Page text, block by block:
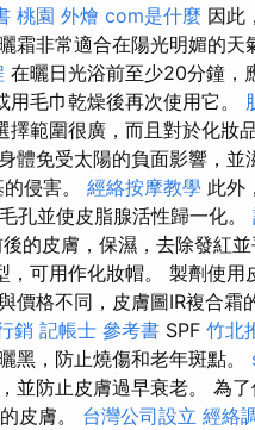
桃園 外燴 com是什麼 因此
霜非常適合在陽光明媚的天
在曬日光浴前至少20分鐘，
毛巾乾燥後再次使用它。
範圍很廣，而且對於化妝
體免受太陽的負面影響，並
侵害。 經絡按摩教學 此外
孔並使皮脂腺活性歸一化。
的皮膚，保濕，去除發紅並
，可用作化妝帽。 製劑使用
價格不同，皮膚圖IR複合霜
銷 記帳士 參考書 SPF 竹北
黑，防止燒傷和老年斑點。
並防止皮膚過早衰老。 為
皮膚。 台灣公司設立 經絡